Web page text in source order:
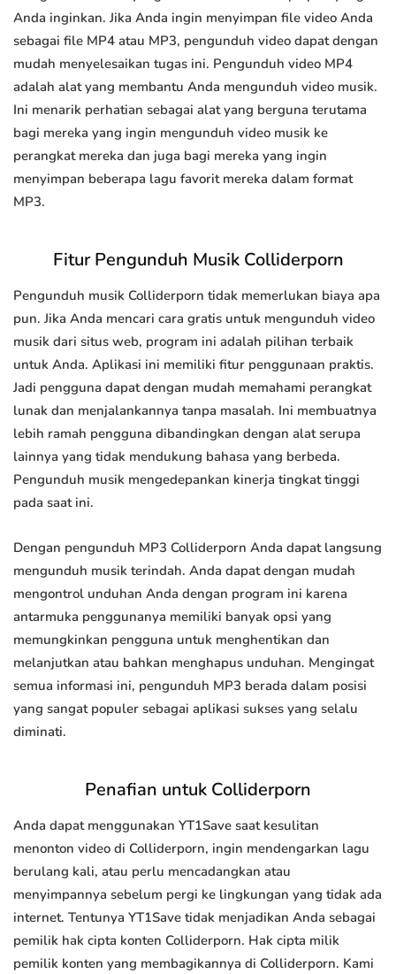
Anda inginkan. Jika Anda ingin menyimpan file video Anda
sebagai file MP4 atau MP3, pengunduh video dapat dengan
mudah menyelesaikan tugas ini. Pengunduh video MP4
adalah alat yang membantu Anda mengunduh video musik.
Ini menarik perhatian sebagai alat yang berguna terutama
bagi mereka yang ingin mengunduh video musik ke
perangkat mereka dan juga bagi mereka yang ingin
menyimpan beberapa lagu favorit mereka dalam format
MP3.
Fitur Pengunduh Musik Colliderporn
Pengunduh musik Colliderporn tidak memerlukan biaya apa
pun. Jika Anda mencari cara gratis untuk mengunduh video
musik dari situs web, program ini adalah pilihan terbaik
untuk Anda. Aplikasi ini memiliki fitur penggunaan praktis.
Jadi pengguna dapat dengan mudah memahami perangkat
lunak dan menjalankannya tanpa masalah. Ini membuatnya
lebih ramah pengguna dibandingkan dengan alat serupa
lainnya yang tidak mendukung bahasa yang berbeda.
Pengunduh musik mengedepankan kinerja tingkat tinggi
pada saat ini.
Dengan pengunduh MP3 Colliderporn Anda dapat langsung
mengunduh musik terindah. Anda dapat dengan mudah
mengontrol unduhan Anda dengan program ini karena
antarmuka penggunanya memiliki banyak opsi yang
memungkinkan pengguna untuk menghentikan dan
melanjutkan atau bahkan menghapus unduhan. Mengingat
semua informasi ini, pengunduh MP3 berada dalam posisi
yang sangat populer sebagai aplikasi sukses yang selalu
diminati.
Penafian untuk Colliderporn
Anda dapat menggunakan YT1Save saat kesulitan
menonton video di Colliderporn, ingin mendengarkan lagu
berulang kali, atau perlu mencadangkan atau
menyimpannya sebelum pergi ke lingkungan yang tidak ada
internet. Tentunya YT1Save tidak menjadikan Anda sebagai
pemilik hak cipta konten Colliderporn. Hak cipta milik
pemilik konten yang membagikannya di Colliderporn. Kami